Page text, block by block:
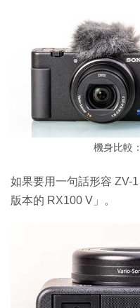
機身比較
如果要用一句話形容 ZV-
版本的 RX100 V」。